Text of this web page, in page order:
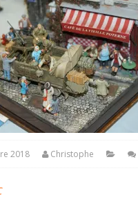
2018 Christophe